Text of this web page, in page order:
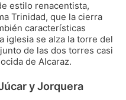
estilo renacentista,
Trinidad, que la cierra
características
iglesia se alza la torre del
de las dos torres casi
de Alcaraz.
y Jorquera